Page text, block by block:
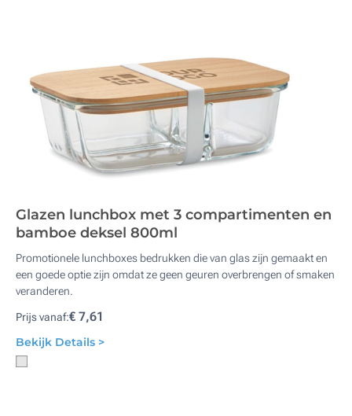
Glazen lunchbox met 3 compartimenten en
bamboe deksel 800ml
Promotionele lunchboxes bedrukken die van glas zijn gemaakt en
een goede optie zijn omdat ze geen geuren overbrengen of smaken
veranderen.
Prijs vanaf:€ 7,61
Bekijk Details >